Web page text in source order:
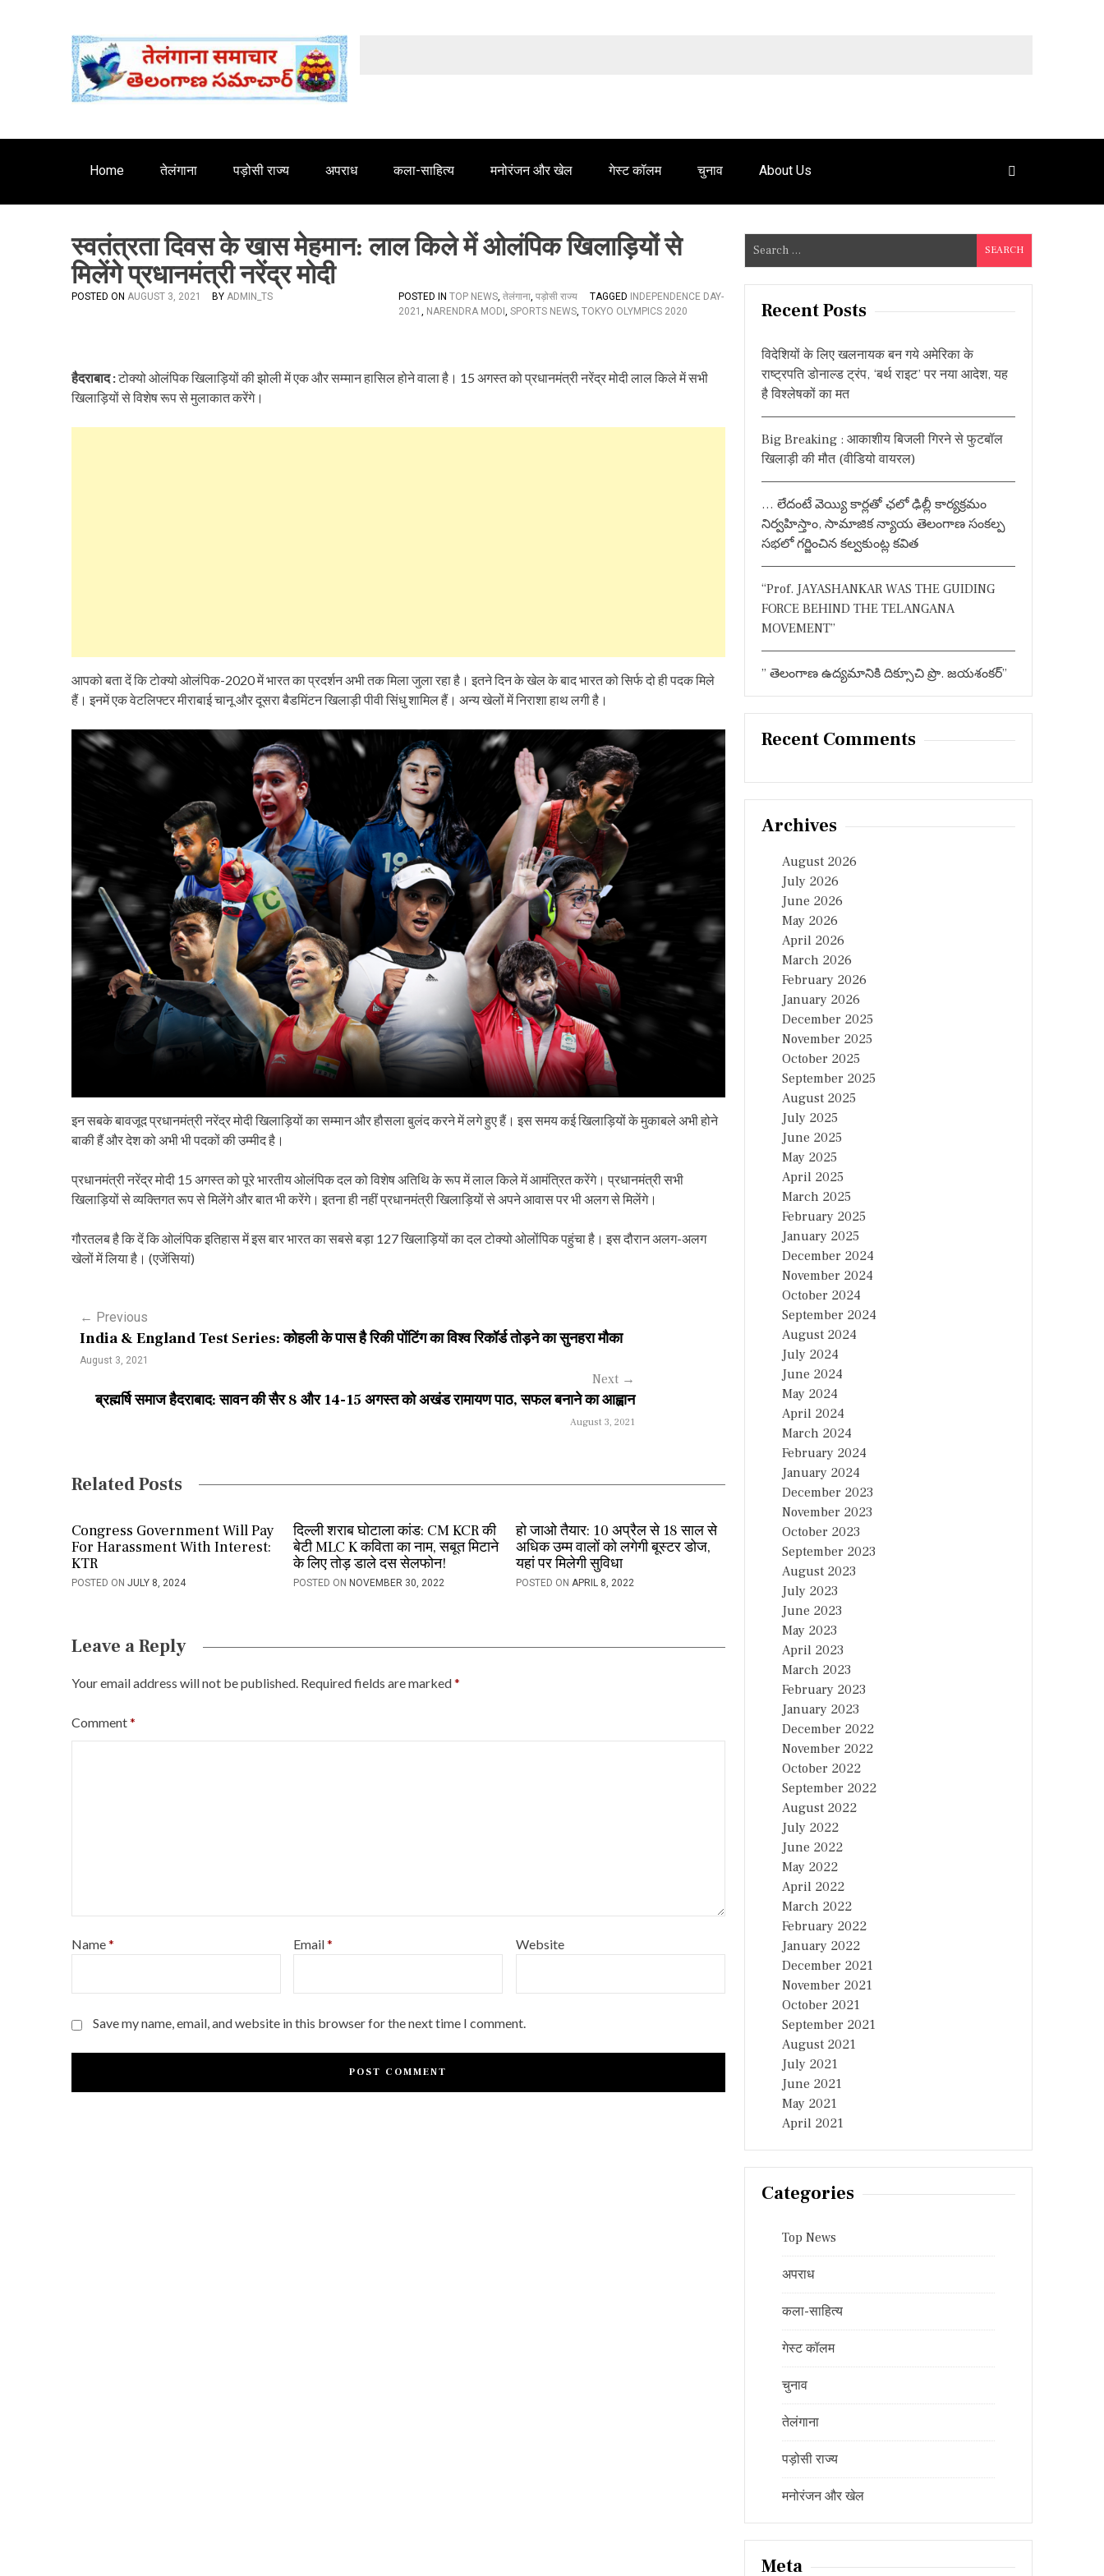
e
Home तेलंगाना पड़ोसी राज्य अपराध कला-साहित्य मनोरंजन और खेल गेस्ट कॉलम चुनाव About Us
स्वतंत्रता दिवस के खास मेहमान: लाल किले में ओलंपिक खिलाड़ियों से
मिलेंगे प्रधानमंत्री नरेंद्र मोदी
POSTED ON AUGUST 3, 2021 BY ADMIN_TS POSTED IN TOP NEWS, तेलंगाना, पड़ोसी राज्य TAGGED
INDEPENDENCE DAY-
2021 , NARENDRA MODI , SPORTS NEWS, TOKYO OLYMPICS 2020
हैदराबाद :टोक्यो ओलंपिक खिलाड़ियों की झोली में एक और सम्मान हासिल होने वाला है। 15 अगस्त को प्रधानमंत्री नरेंद्र मोदी लाल किले में सभी
खिलाड़ियों से विशेष रूप से मुलाकात करेंगे।
आपको बता दें कि टोक्यो ओलंपिक-2020 में भारत का प्रदर्शन अभी तक मिला जुला रहा है। इतने दिन के खेल के बाद भारत को सिर्फ दो ही पदक मिले
हैं। इनमें एक वेटलिफ्टर मीराबाई चानू और दूसरा बैडमिंटन खिलाड़ी पीवी सिंधु शामिल हैं। अन्य खेलों में निराशा हाथ लगी है।
इन सबके बावजूद प्रधानमंत्री नरेंद्र मोदी खिलाड़ियों का सम्मान और हौसला बुलंद करने में लगे हुए हैं। इस समय कई खिलाड़ियों के मुकाबले अभी होने
बाकी हैं और देश को अभी भी पदकों की उम्मीद है।
प्रधानमंत्री नरेंद्र मोदी 15 अगस्त को पूरे भारतीय ओलंपिक दल को विशेष अतिथि के रूप में लाल किले में आमंत्रित करेंगे। प्रधानमंत्री सभी
खिलाड़ियों से व्यक्तिगत रूप से मिलेंगे और बात भी करेंगे। इतना ही नहीं प्रधानमंत्री खिलाड़ियों से अपने आवास पर भी अलग से मिलेंगे।
गौरतलब है कि दें कि ओलंपिक इतिहास में इस बार भारत का सबसे बड़ा 127 खिलाड़ियों का दल टोक्यो ओलोंपिक पहुंचा है। इस दौरान अलग-अलग
खेलों में लिया है। (एजेंसियां)
P
o
v
i
g
a
i
o
← Previous
India & England Test Series: कोहली के पास है रिकी पोंटिंग का विश्व रिकॉर्ड तोड़ने का सुनहरा मौका
August 3, 2021
Next →
ब्रह्मर्षि समाज हैदराबाद: सावन की सैर 8 और 14-15 अगस्त को अखंड रामायण पाठ, सफल बनाने का आह्वान
August 3, 2021
Related Posts
Congress Government Will Pay
For Harassment With Interest:
KTR
POSTED ON JULY 8, 2024
दिल्ली शराब घोटाला कांड: CM KCR की
बेटी MLC K कविता का नाम, सबूत मिटाने
के लिए तोड़ डाले दस सेलफोन!
POSTED ON NOVEMBER 30, 2022
हो जाओ तैयार: 10 अप्रैल से 18 साल से
अधिक उम्म वालों को लगेगी बूस्टर डोज,
यहां पर मिलेगी सुविधा
POSTED ON APRIL 8, 2022
Leave a Reply
Your email address will not be published. Required fields are marked*
Comment*
Name* Email* Website
Save my name, email, and website in this browser for the next time I comment.
e
a
Recent Posts
विदेशियों के लिए खलनायक बन गये अमेरिका के
राष्ट्रपति डोनाल्ड ट्रंप, ‘बर्थ राइट’ पर नया आदेश, यह
है विश्लेषकों का मत
Big Breaking : आकाशीय बिजली गिरने से फुटबॉल
खिलाड़ी की मौत (वीडियो वायरल)
… లేదంటే వెయ్యి కార్లతో ఛలో ఢిల్లీ కార్యక్రమం
నిర్వహిస్తాం, సామాజిక న్యాయ తెలంగాణ సంకల్ప
సభలో గర్జించిన కల్వకుంట్ల కవిత
“Prof. JAYASHANKAR WAS THE GUIDING
FORCE BEHIND THE TELANGANA
MOVEMENT”
” తెలంగాణ ఉద్యమానికి దిక్సూచి ప్రొ. జయశంకర్”
Recent Comments
Archives
August 2026
July 2026
June 2026
May 2026
April 2026
March 2026
February 2026
January 2026
December 2025
November 2025
October 2025
September 2025
August 2025
July 2025
June 2025
May 2025
April 2025
March 2025
February 2025
January 2025
December 2024
November 2024
October 2024
September 2024
August 2024
July 2024
June 2024
May 2024
April 2024
March 2024
February 2024
January 2024
December 2023
November 2023
October 2023
September 2023
August 2023
July 2023
June 2023
May 2023
April 2023
March 2023
February 2023
January 2023
December 2022
November 2022
October 2022
September 2022
August 2022
July 2022
June 2022
May 2022
April 2022
March 2022
February 2022
January 2022
December 2021
November 2021
October 2021
September 2021
August 2021
July 2021
June 2021
May 2021
April 2021
Categories
Top News
अपराध
कला-साहित्य
गेस्ट कॉलम
चुनाव
तेलंगाना
पड़ोसी राज्य
मनोरंजन और खेल
Meta